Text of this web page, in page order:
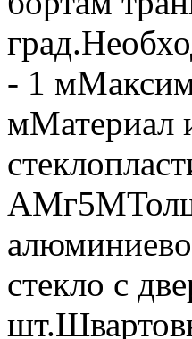
- 1
мМатериал
стекло с